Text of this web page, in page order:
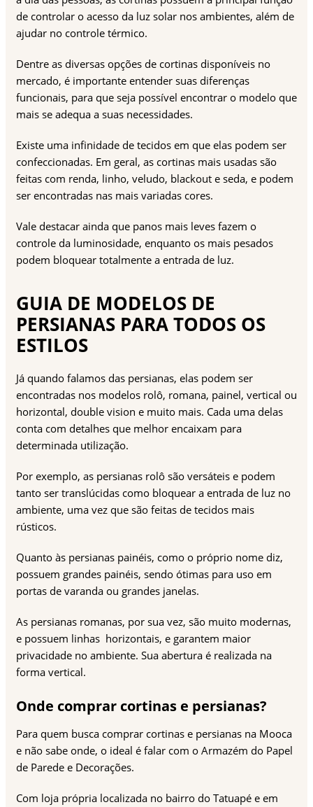
de controlar o acesso da luz solar nos ambientes, além de
ajudar no controle térmico.
Dentre as diversas opções de cortinas disponíveis no
mercado, é importante entender suas diferenças
funcionais, para que seja possível encontrar o modelo que
mais se adequa a suas necessidades.
Existe uma infinidade de tecidos em que elas podem ser
confeccionadas. Em geral, as cortinas mais usadas são
feitas com renda, linho, veludo, blackout e seda, e podem
ser encontradas nas mais variadas cores.
Vale destacar ainda que panos mais leves fazem o
controle da luminosidade, enquanto os mais pesados
podem bloquear totalmente a entrada de luz.
GUIA DE MODELOS DE
PERSIANAS PARA TODOS OS
ESTILOS
Já quando falamos das persianas, elas podem ser
encontradas nos modelos rolô, romana, painel, vertical ou
horizontal, double vision e muito mais. Cada uma delas
conta com detalhes que melhor encaixam para
determinada utilização.
Por exemplo, as persianas rolô são versáteis e podem
tanto ser translúcidas como bloquear a entrada de luz no
ambiente, uma vez que são feitas de tecidos mais
rústicos.
Quanto às persianas painéis, como o próprio nome diz,
possuem grandes painéis, sendo ótimas para uso em
portas de varanda ou grandes janelas.
As persianas romanas, por sua vez, são muito modernas,
e possuem linhas horizontais, e garantem maior
privacidade no ambiente. Sua abertura é realizada na
forma vertical.
Onde comprar cortinas e persianas?
Para quem busca comprar cortinas e persianas na Mooca
e não sabe onde, o ideal é falar com o Armazém do Papel
de Parede e Decorações.
Com loja própria localizada no bairro do Tatuapé e em